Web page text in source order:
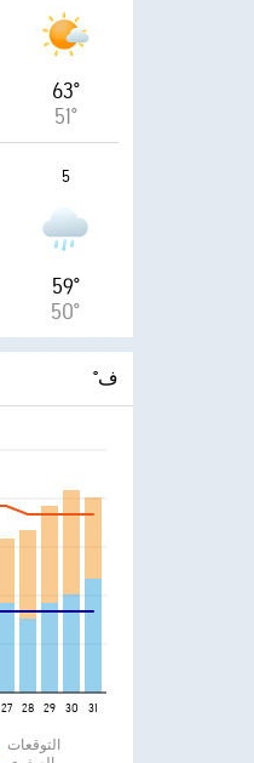
63°
51°
5
59°
50°
°ف
27 28 29 30 31
التوقعات